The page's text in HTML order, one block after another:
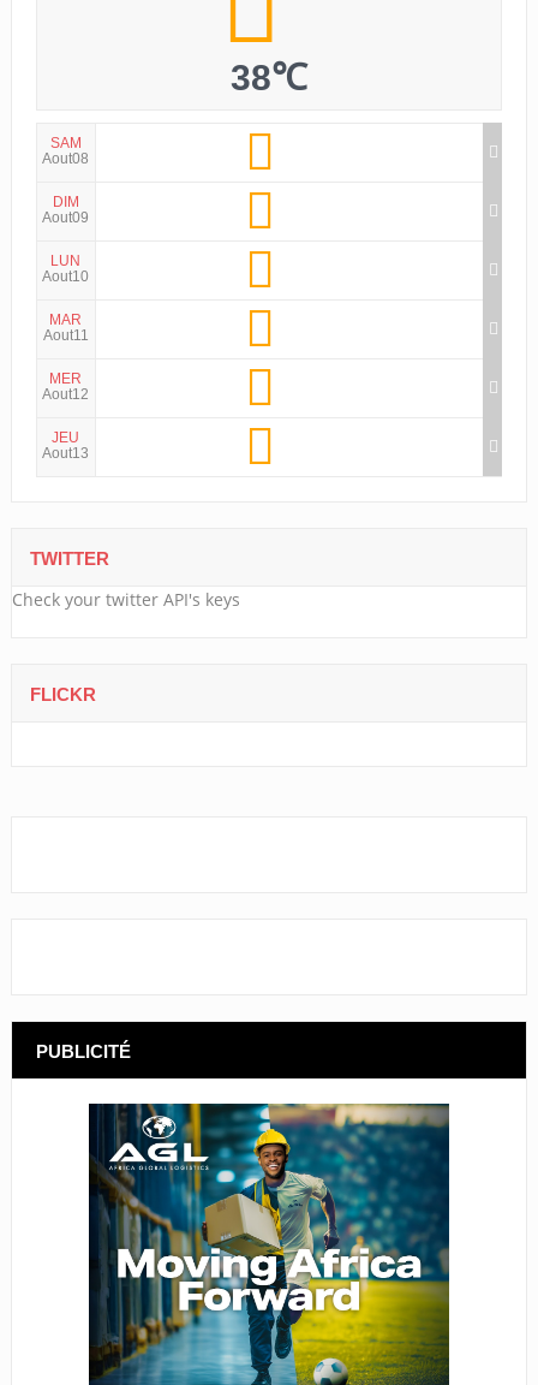
38℃
SAM
Aout08
DIM
Aout09
LUN
Aout10
MAR
Aout11
MER
Aout12
JEU
Aout13
TWITTER
Check your twitter API's keys
FLICKR
PUBLICITÉ